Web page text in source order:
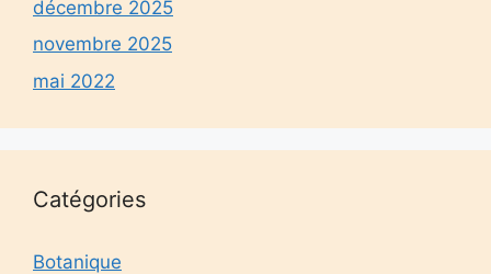
décembre 2025
novembre 2025
mai 2022
Catégories
Botanique